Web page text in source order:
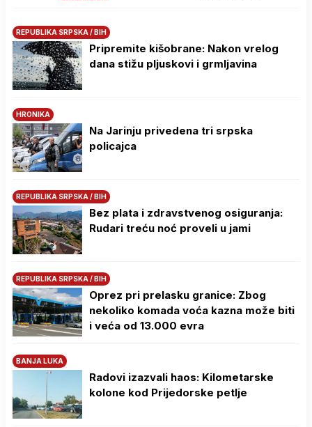
REPUBLIKA SRPSKA / BIH
Pripremite kišobrane: Nakon vrelog
dana stižu pljuskovi i grmljavina
HRONIKA
Na Јarinju privedena tri srpska
policajca
REPUBLIKA SRPSKA / BIH
Bez plata i zdravstvenog osiguranja:
Rudari treću noć proveli u jami
REPUBLIKA SRPSKA / BIH
Oprez pri prelasku granice: Zbog
nekoliko komada voća kazna može biti
i veća od 13.000 evra
BANJA LUKA
Radovi izazvali haos: Kilometarske
kolone kod Prijedorske petlje